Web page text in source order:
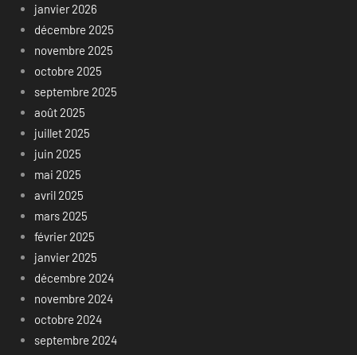
janvier 2026
décembre 2025
novembre 2025
octobre 2025
septembre 2025
août 2025
juillet 2025
juin 2025
mai 2025
avril 2025
mars 2025
février 2025
janvier 2025
décembre 2024
novembre 2024
octobre 2024
septembre 2024